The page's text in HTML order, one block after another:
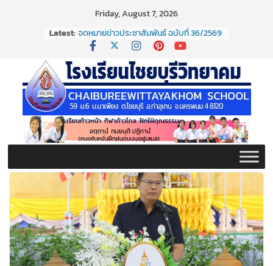
Friday, August 7, 2026
Latest:
จดหมายข่าวประชาสัมพันธ์ ฉบับที่ 37/2569
ประจำเดือนมิถุนายน 2569
จดหมายข่าวประชาสัมพันธ์ ฉบับที่ 36/2569
ประจำเดือนมิถุนายน 2569
กิจกรรมต่อต้านยาเสพติด ปี ๒๕๖๙
กิจกรรมวันสุนทรภู่ ประจำปี ๒๕๖๙
จดหมายข่าวประชาสัมพันธ์ ฉบับที่ 38/2569
ประจำเดือนมิถุนายน 2569